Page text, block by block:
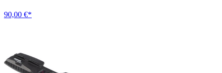
90,00 €*